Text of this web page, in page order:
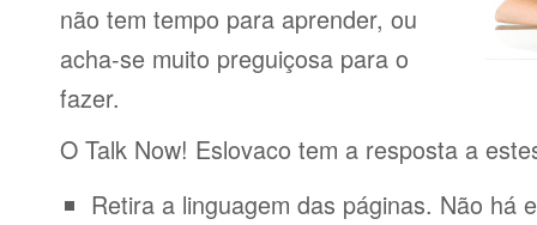
não tem tempo para aprender, ou
acha-se muito preguiçosa para o
fazer.
O Talk Now! Eslovaco tem a resposta a
Retira a linguagem das páginas. Não há